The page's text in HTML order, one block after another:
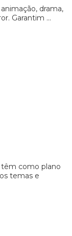
drama,
Garantim ...
como plano
temas e